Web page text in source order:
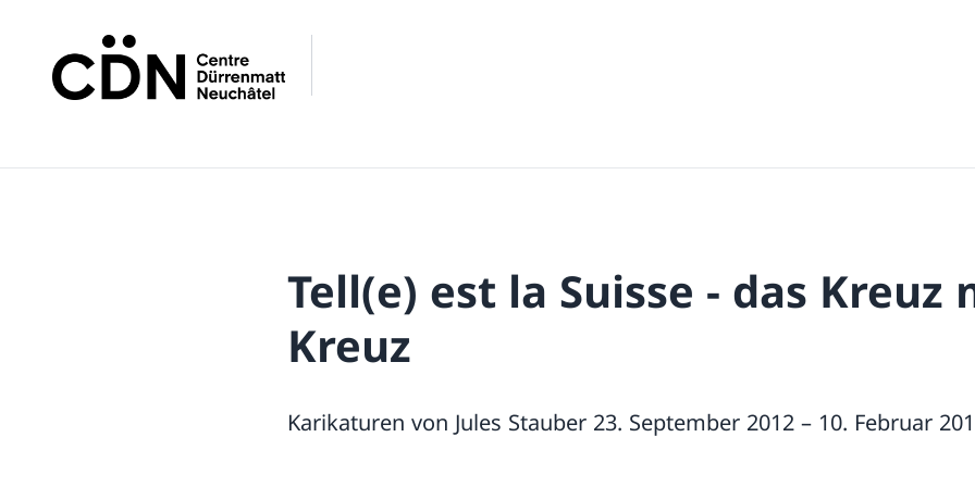
Tell(e) est la Suisse - das Kreuz
Kreuz
Karikaturen von Jules Stauber 23. September 2012 – 10. Februar